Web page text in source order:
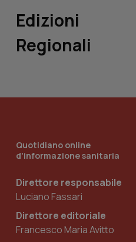
Edizioni
Regionali
Quotidiano online
d'informazione sanitaria
Direttore responsabile
Luciano Fassari
Direttore editoriale
Francesco Maria Avitto